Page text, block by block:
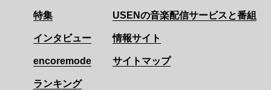
特集
インタビュー
encoremode
ランキング
USENの音楽配信サービスと番組
情報サイト
サイトマップ